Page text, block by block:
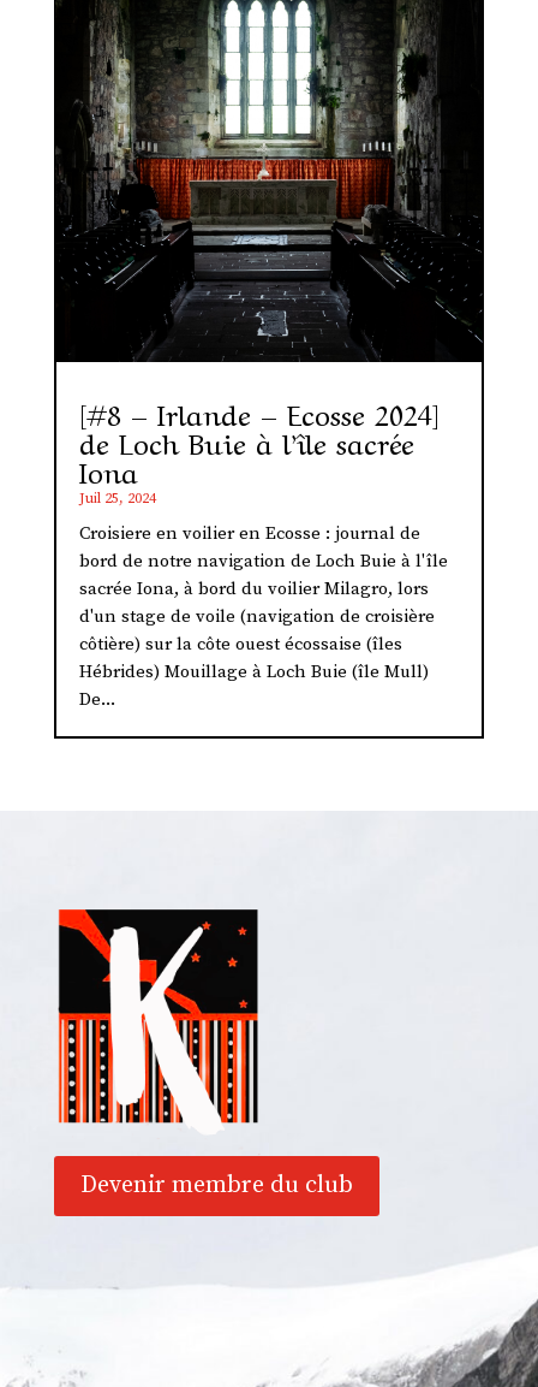
[#8 – Irlande – Ecosse 2024]
de Loch Buie à l’île sacrée
Iona
Juil 25, 2024
Croisiere en voilier en Ecosse : journal de
bord de notre navigation de Loch Buie à l'île
sacrée Iona, à bord du voilier Milagro, lors
d'un stage de voile (navigation de croisière
côtière) sur la côte ouest écossaise (îles
Hébrides) Mouillage à Loch Buie (île Mull)
De...
Devenir membre du club